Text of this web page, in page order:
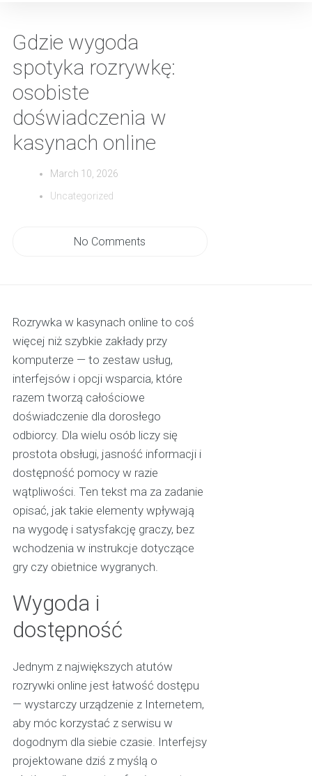
Gdzie wygoda
spotyka rozrywkę:
osobiste
doświadczenia w
kasynach online
March 10, 2026
Uncategorized
No Comments
Rozrywka w kasynach online to coś
więcej niż szybkie zakłady przy
komputerze — to zestaw usług,
interfejsów i opcji wsparcia, które
razem tworzą całościowe
doświadczenie dla dorosłego
odbiorcy. Dla wielu osób liczy się
prostota obsługi, jasność informacji i
dostępność pomocy w razie
wątpliwości. Ten tekst ma za zadanie
opisać, jak takie elementy wpływają
na wygodę i satysfakcję graczy, bez
wchodzenia w instrukcje dotyczące
gry czy obietnice wygranych.
Wygoda i
dostępność
Jednym z największych atutów
rozrywki online jest łatwość dostępu
— wystarczy urządzenie z Internetem,
aby móc korzystać z serwisu w
dogodnym dla siebie czasie. Interfejsy
projektowane dziś z myślą o